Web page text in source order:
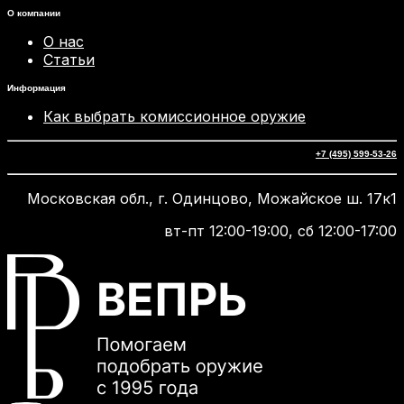
О компании
О нас
Статьи
Информация
Как выбрать комиссионное оружие
+7 (495) 599-53-26
Московская обл., г. Одинцово, Можайское ш. 17к1
вт-пт 12:00-19:00, сб 12:00-17:00